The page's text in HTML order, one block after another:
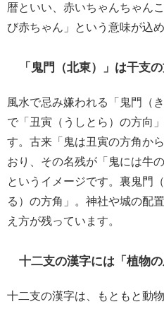
暦といい、赤いちゃんちゃん
び赤ちゃん」という意味が込
「鬼門（北東）」は干支
風水で忌み嫌われる「鬼門（
で「丑寅（うしとら）の方向
す。古来「鬼は丑寅の方角か
おり、その名残が「鬼には牛
というイメージです。裏鬼門
る）の方角」。神社や城の配
え方が残っています。
十二支の漢字には「植物
十二支の漢字は、もともと動